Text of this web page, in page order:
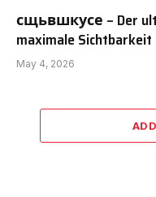
сщьвшкусе – Der
maximale
May 4, 2026